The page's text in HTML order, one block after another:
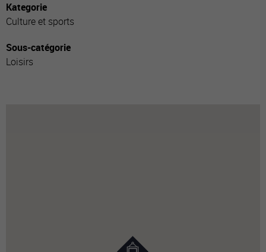
Kategorie
Culture et sports
Sous-catégorie
Loisirs